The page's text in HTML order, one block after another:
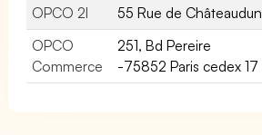
OPCO 2I
55 Rue de Châteaudun
OPCO
Commerce
251, Bd Pereire
-75852 Paris cedex 17